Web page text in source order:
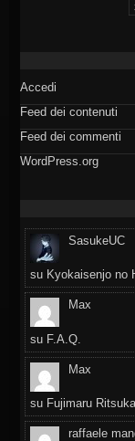
Accedi
Feed dei contenuti
Feed dei commenti
WordPress.org
SasukeUC
su Kyokaisenjo no
Max
su F.A.Q.
Max
su Fujimaru
raffaele